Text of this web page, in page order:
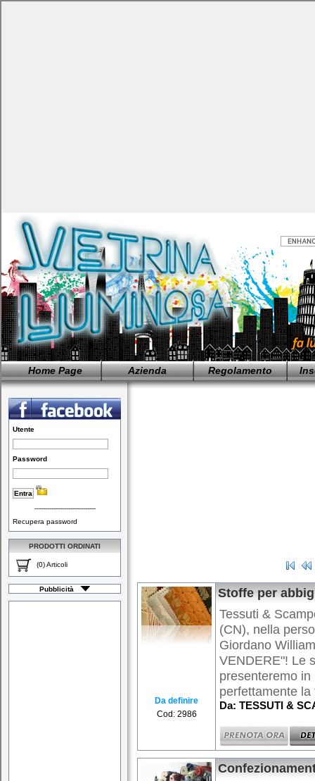
Home Page Azienda Regolamento
Utente
Password
-----------------------------
Recupera password
PRODOTTI ORDINATI
(0) Articoli
Pubblicità
Da definire
Cod: 2986
Stoffe per
Tessuti &
(CN), nella
Giordano
VENDERE"! Le
presenteremo
perfettamente la
Da: TESSUTI &